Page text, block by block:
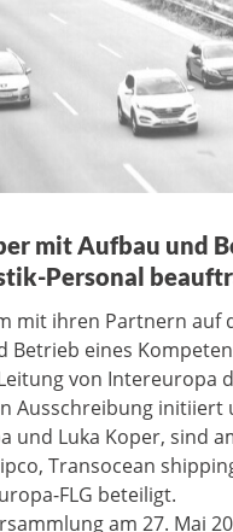
mit Aufbau und
Personal
mit ihren Partnern auf
Betrieb eines
von Intereuropa
Ausschreibung initiiert
und Luka Koper, sind
Transocean
FLG beteiligt.
am 27. Mai